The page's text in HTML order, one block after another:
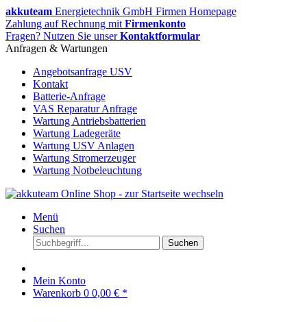
akkuteam Energietechnik GmbH Firmen Homepage
Zahlung auf Rechnung mit Firmenkonto
Fragen? Nutzen Sie unserKontaktformular
Anfragen & Wartungen
Angebotsanfrage USV
Kontakt
Batterie-Anfrage
VAS Reparatur Anfrage
Wartung Antriebsbatterien
Wartung Ladegeräte
Wartung USV Anlagen
Wartung Stromerzeuger
Wartung Notbeleuchtung
Menü
Suchen
Suchen
Mein Konto
Warenkorb 0 0,00 € *